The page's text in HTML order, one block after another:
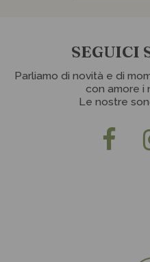
SEGUICI
Parliamo di novità e di
con amore i
Le nostre